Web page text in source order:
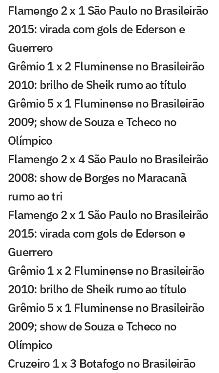
Flamengo 2 x 1 São Paulo no Brasileirão
2015: virada com gols de Ederson e
Guerrero
Grêmio 1 x 2 Fluminense no Brasileirão
2010: brilho de Sheik rumo ao título
Grêmio 5 x 1 Fluminense no Brasileirão
2009; show de Souza e Tcheco no
Olímpico
Flamengo 2 x 4 São Paulo no Brasileirão
2008: show de Borges no Maracanã
rumo ao tri
Flamengo 2 x 1 São Paulo no Brasileirão
2015: virada com gols de Ederson e
Guerrero
Grêmio 1 x 2 Fluminense no Brasileirão
2010: brilho de Sheik rumo ao título
Grêmio 5 x 1 Fluminense no Brasileirão
2009; show de Souza e Tcheco no
Olímpico
Cruzeiro 1 x 3 Botafogo no Brasileirão